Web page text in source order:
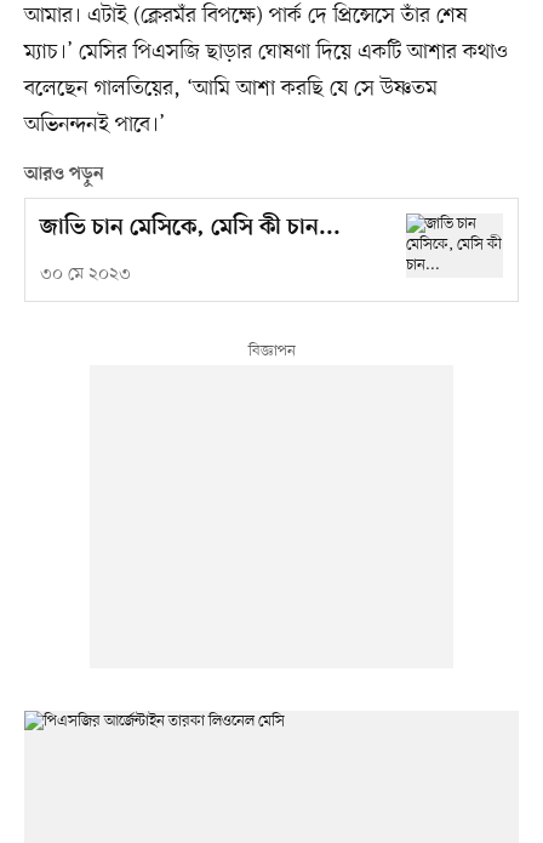
আমার। এটাই (ক্লেরমঁর বিপক্ষে) পার্ক দে প্রিন্সেসে তাঁর শেষ
ম্যাচ।’ মেসির পিএসজি ছাড়ার ঘোষণা দিয়ে একটি আশার কথাও
বলেছেন গালতিয়ের, ‘আমি আশা করছি যে সে উষ্ণতম
অভিনন্দনই পাবে।’
আরও পড়ুন
জাভি চান মেসিকে, মেসি কী চান...
৩০ মে ২০২৩